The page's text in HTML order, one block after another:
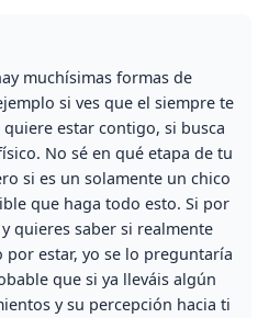
muchísimas formas de
si ves que el siempre te
estar contigo, si busca
No sé en qué etapa de tu
si es un solamente un chico
que haga todo esto. Si por
quieres saber si realmente
por estar, yo se lo preguntaría
que si ya lleváis algún
y su percepción hacia ti